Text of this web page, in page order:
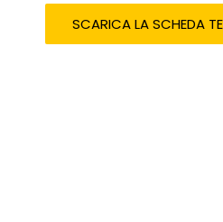
SCARICA LA SCHEDA